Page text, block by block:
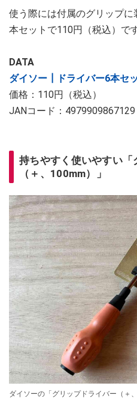
使う際には付属のグリップ
本セットで110円（税込）です
DATA
ダイソー┃ドライバー6本セ
価格：110円（税込）
JANコード：4979909867129
持ちやすく使いやすい
（＋、100mm）」
ダイソーの「グリップドライバー（＋